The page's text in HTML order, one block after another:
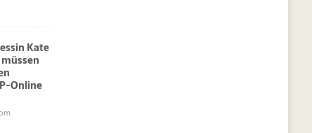
Kate
Online